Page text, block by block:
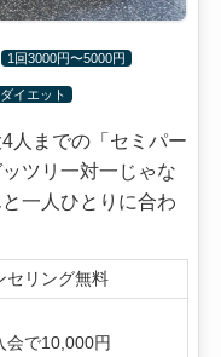
1回3000円〜5000円
ダイエット
人までの「セミパー
ツリ一対一じゃな
一人ひとりに合わ
セリング無料
で10,000円